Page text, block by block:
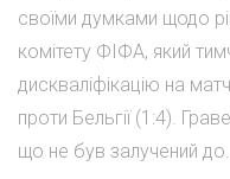
своїми думками щодо
комітету ФІФА, який
дискваліфікацію на
проти Бельгії (1:4).
що не був залучений